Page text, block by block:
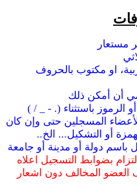
او مكتوب بالحروف
المسجلين حتى وإن كان
أو التشكيل... الخ..
باسم دولة أو مدينة أو جامعة
بضوابط التسجيل اعلاه
المخالف دون اشعار